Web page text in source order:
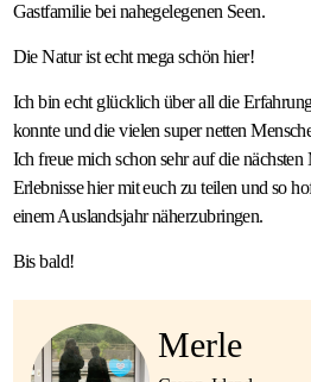
Gastfamilie bei nahegelegenen Seen.
Die Natur ist echt mega schön hier!
Ich bin echt glücklich über all die
konnte und die vielen super netten
Ich freue mich schon sehr auf die
Erlebnisse hier mit euch zu teilen und so
einem Auslandsjahr näherzubringen.
Bis bald!
Merle